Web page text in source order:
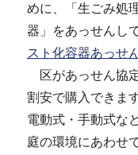
めに、「生ごみ処
器」をあっせんし
スト化容器あっせ
区があっせん協
割安で購入できま
電動式・手動式な
庭の環境にあわせ